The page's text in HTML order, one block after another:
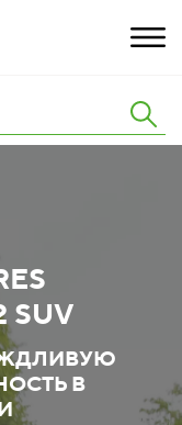
SUV
В